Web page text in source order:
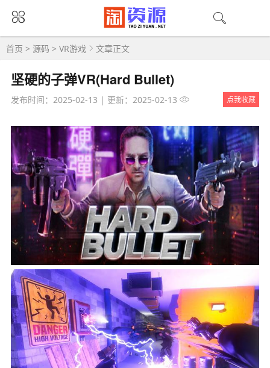
首页 > 源码 > VR游戏 文章正文
坚硬的子弹VR(Hard Bullet)
发布时间：2025-02-13 | 更新：2025-02-13 点我收藏